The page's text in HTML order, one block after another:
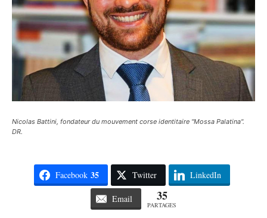
Nicolas Battini, fondateur du mouvement corse identitaire "Mossa Palatina".
DR.
Facebook 35 Twitter LinkedIn
Email 35
PARTAGES